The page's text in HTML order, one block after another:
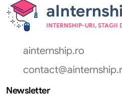
INTERNSHIP-URI, STAGII
ainternship.ro
Newsletter